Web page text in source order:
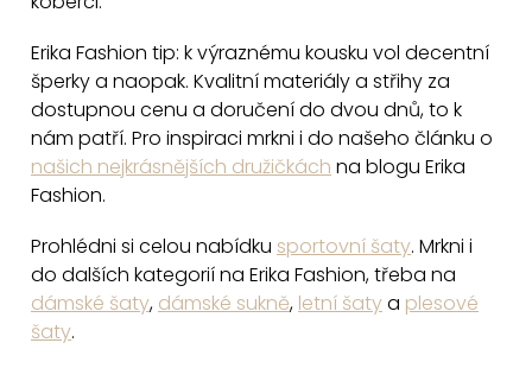
i
s
u
Erika Fashion tip: k výraznému kousku vol decentní
šperky a naopak. Kvalitní materiály a střihy za
dostupnou cenu a doručení do dvou dnů, to k
nám patří. Pro inspiraci mrkni i do našeho článku o
našich nejkrásnějších družičkách na blogu Erika
Fashion.
Prohlédni si celou nabídku sportovní šaty. Mrkni i
do dalších kategorií na Erika Fashion, třeba na
dámské šaty, dámské sukně, letní šatya plesové
šaty.